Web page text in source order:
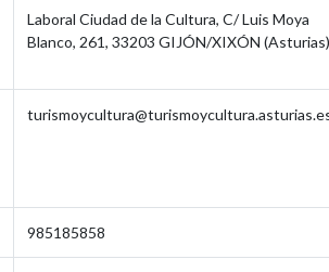
Laboral Ciudad de la Cultura, C/ Luis Moya
Blanco, 261, 33203 GIJÓN/XIXÓN (Asturias)
985185858